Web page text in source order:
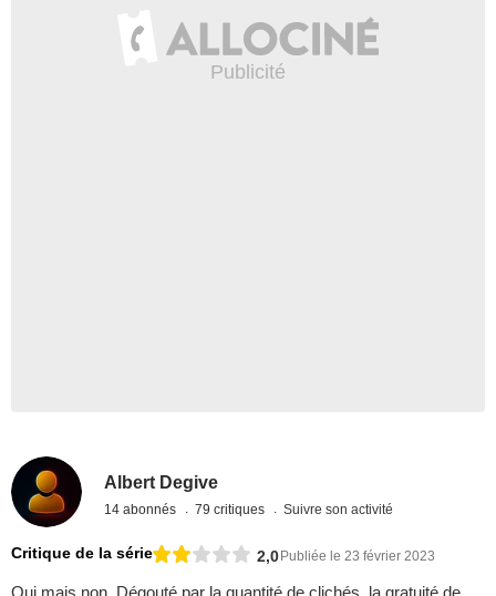
Albert Degive
14 abonnés 79 critiques Suivre son activité
Critique de la série 2,0Publiée le 23 février 2023